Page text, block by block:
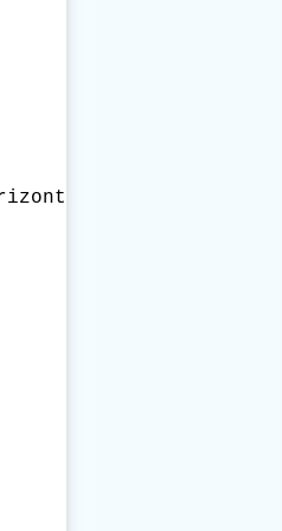
int x, int